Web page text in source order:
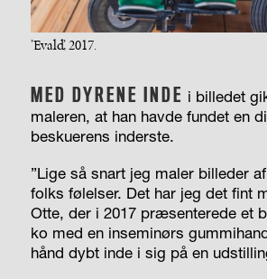
’Evald’, 2017.
MED DYRENE INDE i billedet
maleren, at han havde fundet en
beskuerens inderste.
”Lige så snart jeg maler billeder
folks følelser. Det har jeg det fint
Otte, der i 2017 præsenterede et
ko med en inseminørs
hånd dybt inde i sig på en